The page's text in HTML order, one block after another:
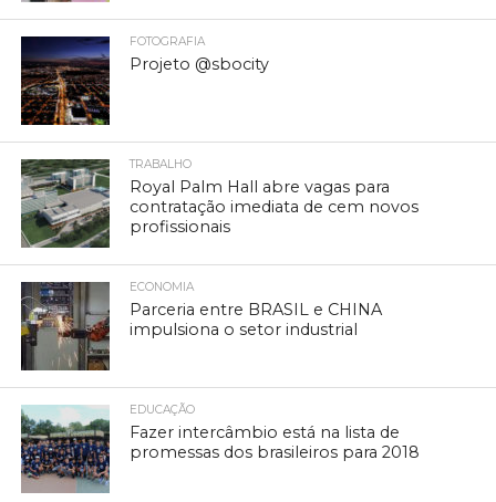
FOTOGRAFIA
Projeto @sbocity
TRABALHO
Royal Palm Hall abre vagas para
contratação imediata de cem novos
profissionais
ECONOMIA
Parceria entre BRASIL e CHINA
impulsiona o setor industrial
EDUCAÇÃO
Fazer intercâmbio está na lista de
promessas dos brasileiros para 2018